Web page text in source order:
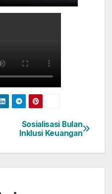
Sosialisasi Bulan
Inklusi Keuangan